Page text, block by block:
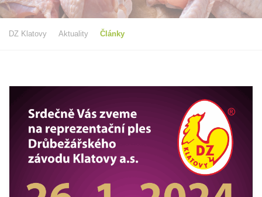
DZ Klatovy Aktuality Články